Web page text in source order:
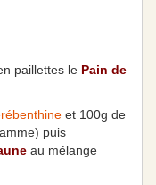
paillettes le Pain de
et 100g de
puis
au mélange